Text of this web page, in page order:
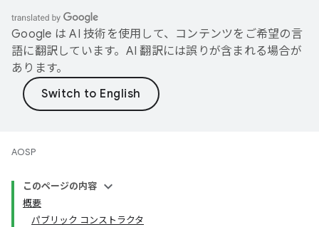
Google は AI 技術を使用して、コンテンツをご希望の言
語に翻訳しています。AI 翻訳には誤りが含まれる場合が
あります。
AOSP
このページの内容
概要
パブリック コンストラクタ